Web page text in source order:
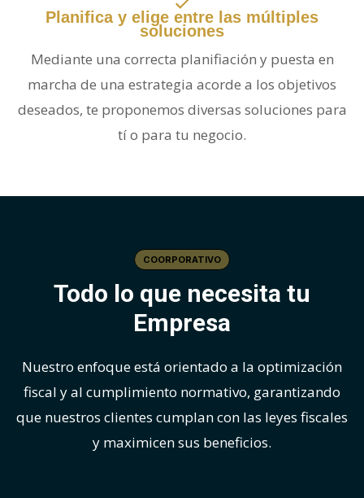
Planifica y elige entre las múltiples
soluciones
Mediante una correcta planifiación y puesta en
marcha de una estrategia acorde a los objetivos
deseados, te proponemos diversas soluciones para
tí o para tu negocio.
COORPORATIVO
Todo lo que necesita tu
Empresa
Nuestro enfoque está orientado a la optimización
fiscal y al cumplimiento normativo, garantizando
que nuestros clientes cumplan con las leyes fiscales
y maximicen sus beneficios.